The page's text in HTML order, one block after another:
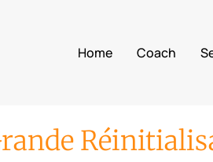
Home Coach